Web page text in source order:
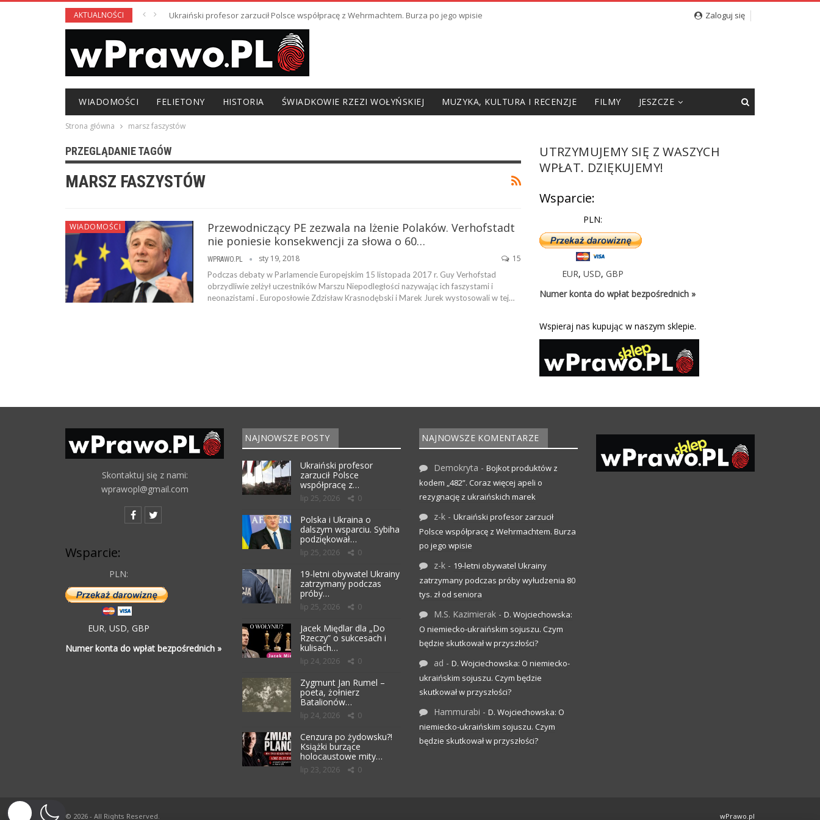
AKTUALNOŚCI Ukraiński profesor zarzucił Polsce współpracę z Wehrmachtem. Burza po jego wpisie Zaloguj się
WIADOMOŚCI FELIETONY HISTORIA ŚWIADKOWIE RZEZI WOŁYŃSKIEJ MUZYKA, KULTURA I RECENZJE FILMY JESZCZE
Strona główna marsz faszystów
PRZEGLĄDANIE TAGÓW
MARSZ FASZYSTÓW
WIADOMOŚCI
Przewodniczący PE zezwala na lżenie Polaków. Verhofstadt
nie poniesie konsekwencji za słowa o 60…
WPRAWO.PL sty 19, 2018 15
Podczas debaty w Parlamencie Europejskim 15 listopada 2017 r. Guy Verhofstad
obrzydliwie zelżył uczestników Marszu Niepodległości nazywając ich faszystami i
neonazistami . Europosłowie Zdzisław Krasnodębski i Marek Jurek wystosowali w tej…
UTRZYMUJEMY SIĘ Z WASZYCH
WPŁAT. DZIĘKUJEMY!
Wsparcie:
PLN:
EUR,USD,GBP
Numer konta do wpłat bezpośrednich »
Wspieraj nas kupując w naszym sklepie.
Skontaktuj się z nami:
wprawopl@gmail.com
Wsparcie:
PLN:
EUR, USD, GBP
Numer konta do wpłat bezpośrednich »
NAJNOWSZE POSTY
Ukraiński profesor
zarzucił Polsce
współpracę z…
lip 25, 2026 0
Polska i Ukraina o
dalszym wsparciu. Sybiha
podziękował…
lip 25, 2026 0
19-letni obywatel Ukrainy
zatrzymany podczas
próby…
lip 25, 2026 0
Jacek Międlar dla „Do
Rzeczy” o sukcesach i
kulisach…
lip 24, 2026 0
Zygmunt Jan Rumel –
poeta, żołnierz
Batalionów…
lip 24, 2026 0
Cenzura po żydowsku?!
Książki burzące
holocaustowe mity…
lip 23, 2026 0
NAJNOWSZE KOMENTARZE
Demokryta - Bojkot produktów z
kodem „482”. Coraz więcej apeli o
rezygnację z ukraińskich marek
z-k - Ukraiński profesor zarzucił
Polsce współpracę z Wehrmachtem. Burza
po jego wpisie
z-k - 19-letni obywatel Ukrainy
zatrzymany podczas próby wyłudzenia 80
tys. zł od seniora
M.S. Kazimierak - D. Wojciechowska:
O niemiecko-ukraińskim sojuszu. Czym
będzie skutkował w przyszłości?
ad - D. Wojciechowska: O niemiecko-
ukraińskim sojuszu. Czym będzie
skutkował w przyszłości?
Hammurabi - D. Wojciechowska: O
niemiecko-ukraińskim sojuszu. Czym
będzie skutkował w przyszłości?
© 2026 - All Rights Reserved. wPrawo.pl